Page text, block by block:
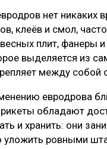
нет
клеёв и смол,
плит, фанеры и
выделяется из
между собой
евродрова
обладают
и хранить: они
уложить ровными